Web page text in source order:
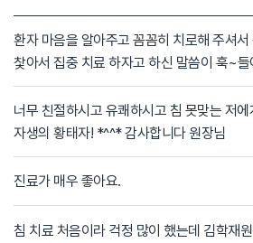
환자 마음을 알아주고 꼼꼼히 치로해 주셔
찿아서 집중 치료 하자고 하신 말씀이 훅~
치료하고 시작 했어요. 치료하실때 마다 정성이 느껴져요. 꼭
좋은 결과가 있을거 같아요 김학재 원장님
너무 친절하시고 유쾌하시고 침 못맞는 저
자생의 황태자! *^^* 감사합니다 원장님
진료가 매우 좋아요.
침 치료 처음이라 걱정 많이 했는데 김학재